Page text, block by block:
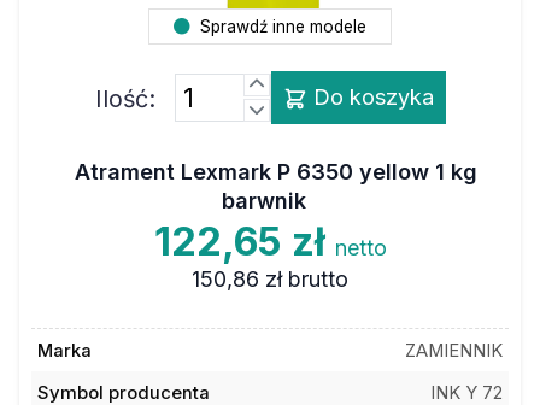
Sprawdź inne modele
Ilość: Do koszyka
Atrament Lexmark P 6350 yellow 1 kg
barwnik
122,65 zł netto
150,86 zł brutto
Marka
ZAMIENNIK
Symbol producenta
INK Y 72